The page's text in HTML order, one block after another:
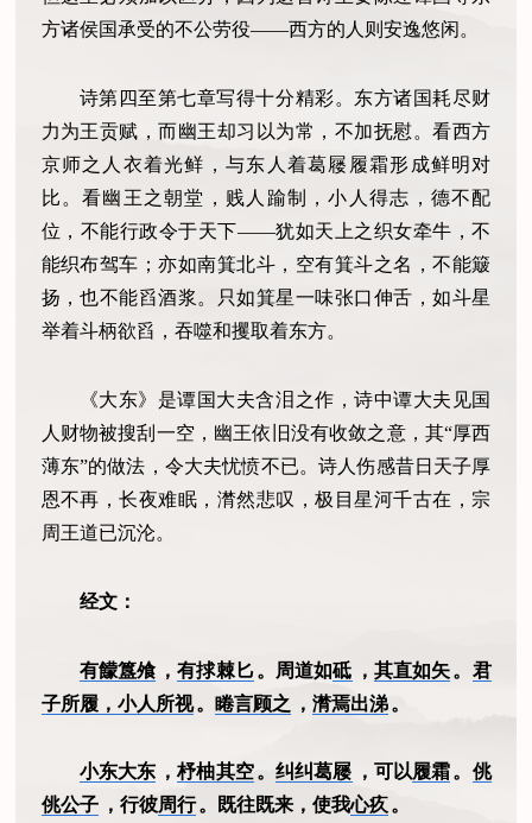
方诸侯国承受的不公劳役——西方的人则安逸悠闲。
诗第四至第七章写得十分精彩。东方诸国耗尽财
力为王贡赋，而幽王却习以为常，不加抚慰。看西方
京师之人衣着光鲜，与东人着葛屦履霜形成鲜明对
比。看幽王之朝堂，贱人踰制，小人得志，德不配
位，不能行政令于天下——犹如天上之织女牵牛，不
能织布驾车；亦如南箕北斗，空有箕斗之名，不能簸
扬，也不能舀酒浆。只如箕星一味张口伸舌，如斗星
举着斗柄欲舀，吞噬和攫取着东方。
《大东》是谭国大夫含泪之作，诗中谭大夫见国
人财物被搜刮一空，幽王依旧没有收敛之意，其“厚西
薄东”的做法，令大夫忧愤不已。诗人伤感昔日天子厚
恩不再，长夜难眠，潸然悲叹，极目星河千古在，宗
周王道已沉沦。
经文：
有饛簋飧 ，有捄棘匕。周道如砥 ， 其直如矢。 君
子所履，小人所视 。 睠言顾之 ， 潸焉出涕 。
小东大东 ，杼柚其空。纠纠葛屦 ，可以履霜。 佻
佻公子 ，行彼周行 。既往既来，使我心疚 。